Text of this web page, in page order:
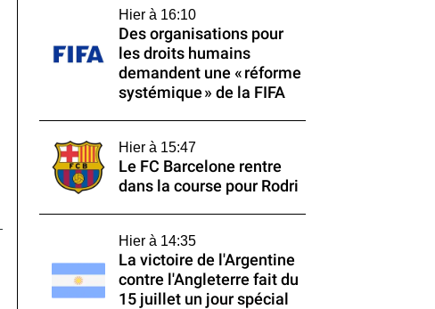
Hier à 16:10
Des organisations pour
les droits humains
demandent une « réforme
systémique » de la FIFA
Hier à 15:47
Le FC Barcelone rentre
dans la course pour Rodri
Hier à 14:35
La victoire de l'Argentine
contre l'Angleterre fait du
15 juillet un jour spécial